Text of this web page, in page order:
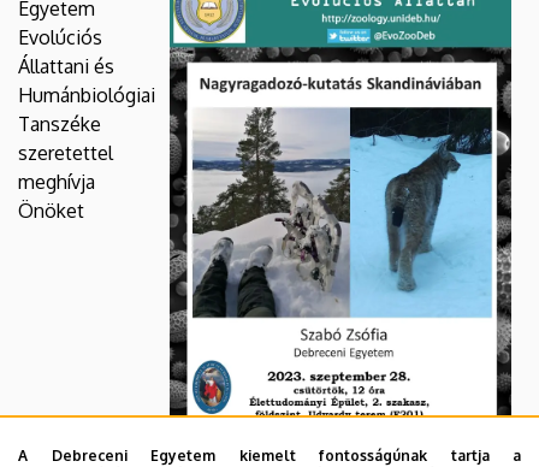
Egyetem
Evolúciós
Állattani és
Humánbiológiai
Tanszéke
szeretettel
meghívja
Önöket
A Debreceni Egyetem kiemelt fontosságúnak tartja a